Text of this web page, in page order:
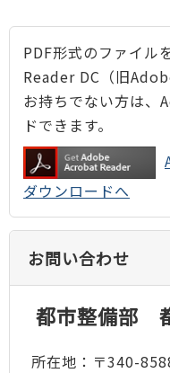
PDF形式のファイ
Reader DC（旧
お持ちでない方は、
ドできます。
ダウンロードへ
お問い合わせ
都市整備部
所在地：〒340-